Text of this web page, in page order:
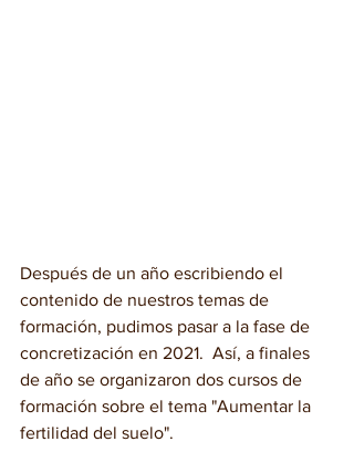
Después de un año escribiendo el
contenido de nuestros temas de
formación, pudimos pasar a la fase de
concretización en 2021. Así, a finales
de año se organizaron dos cursos de
formación sobre el tema "Aumentar la
fertilidad del suelo".